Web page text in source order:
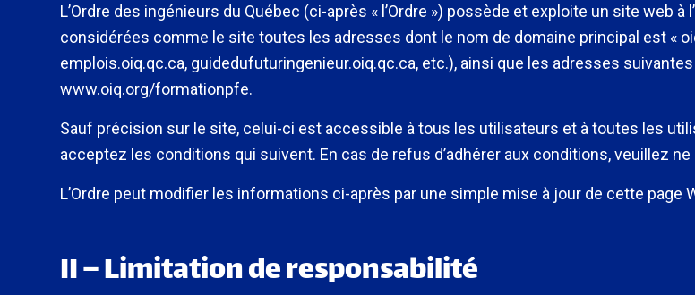
L’Ordre des ingénieurs du Québec (ci-après « l’Ordre ») possède et exploite un site web
considérées comme le site toutes les adresses dont le nom de domaine principal est «
emplois.oiq.qc.ca, guidedufuturingenieur.oiq.qc.ca, etc.), ainsi que les adresses
www.oiq.org/formationpfe.
Sauf précision sur le site, celui-ci est accessible à tous les utilisateurs et à toutes les
acceptez les conditions qui suivent. En cas de refus d’adhérer aux conditions, veuillez
L’Ordre peut modifier les informations ci-après par une simple mise à jour de cette page
II – Limitation de responsabilité